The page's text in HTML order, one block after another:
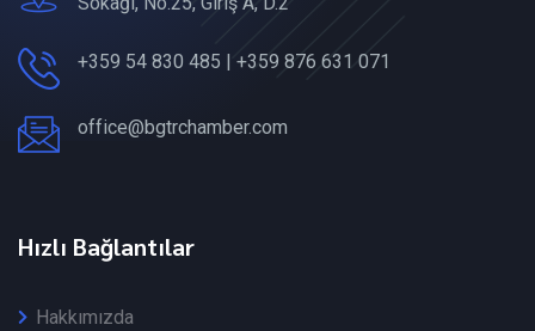
+359 54 830 485 | +359 876 631 071
office@bgtrchamber.com
Hızlı Bağlantılar
Hakkımızda